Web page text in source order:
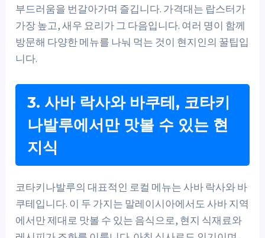
부드러움을 번갈아가며 즐깁니다. 가격대는 랍스터가
가장 높고, 새우 요리가 그 다음입니다. 여러 명이 함께
방문해 다양한 메뉴를 나눠 먹는 것이 현지인의 꿀팁입
니다.
3. 사바 락사와 바쿠테, 코타키
나발루에서만 맛볼 수 있는 현
지식
코타키나발루의 대표적인 로컬 메뉴는 사바 락사와 바
쿠테입니다. 이 두 가지는 말레이시아에서도 사바 지역
에서만 제대로 맛볼 수 있는 음식으로, 현지 식재료와